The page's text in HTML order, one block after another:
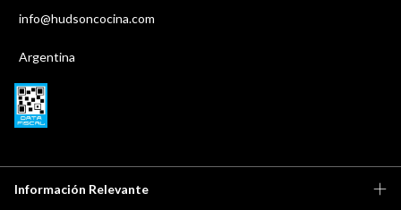
info@hudsoncocina.com
Argentina
Información Relevante